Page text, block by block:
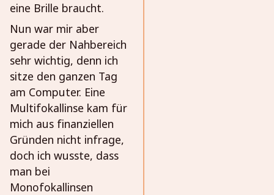
eine Brille braucht.
Nun war mir aber
gerade der Nahbereich
sehr wichtig, denn ich
sitze den ganzen Tag
am Computer. Eine
Multifokallinse kam für
mich aus finanziellen
Gründen nicht infrage,
doch ich wusste, dass
man bei
Monofokallinsen